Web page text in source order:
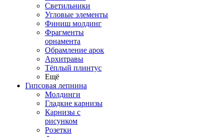
Светильники
Угловые элементы
Финиш молдинг
Фрагменты
орнамента
Обрамление арок
Архитравы
Тёплый плинтус
Ещё
Гипсовая лепнина
Молдинги
Гладкие карнизы
Карнизы с
рисунком
Розетки